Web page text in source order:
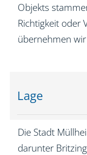
Objekts
Richtigkeit oder
übernehmen
Lage
Die Stadt
darunter